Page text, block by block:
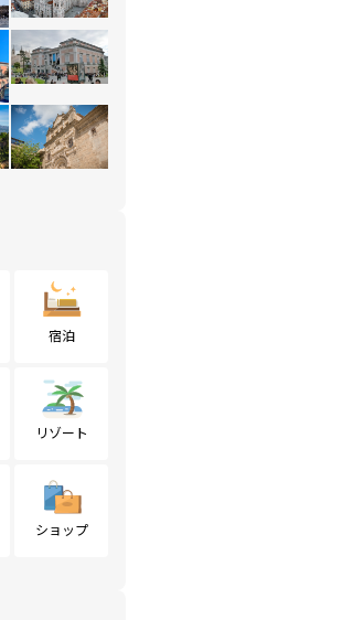
宿泊
リゾート
ショップ